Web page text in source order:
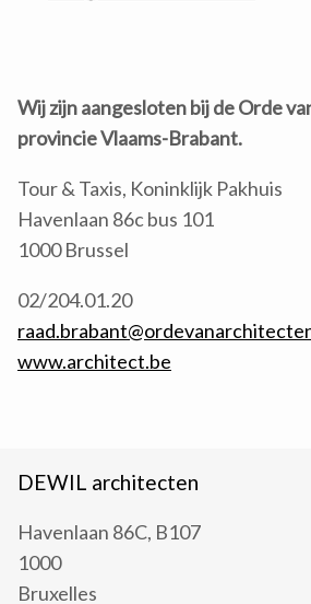
Wij zijn aangesloten bij de Orde
provincie Vlaams-Brabant.
Tour & Taxis, Koninklijk Pakhuis
Havenlaan 86c bus 101
1000 Brussel
02/204.01.20
www.architect.be
DEWIL architecten
Havenlaan 86C, B107
1000
Bruxelles